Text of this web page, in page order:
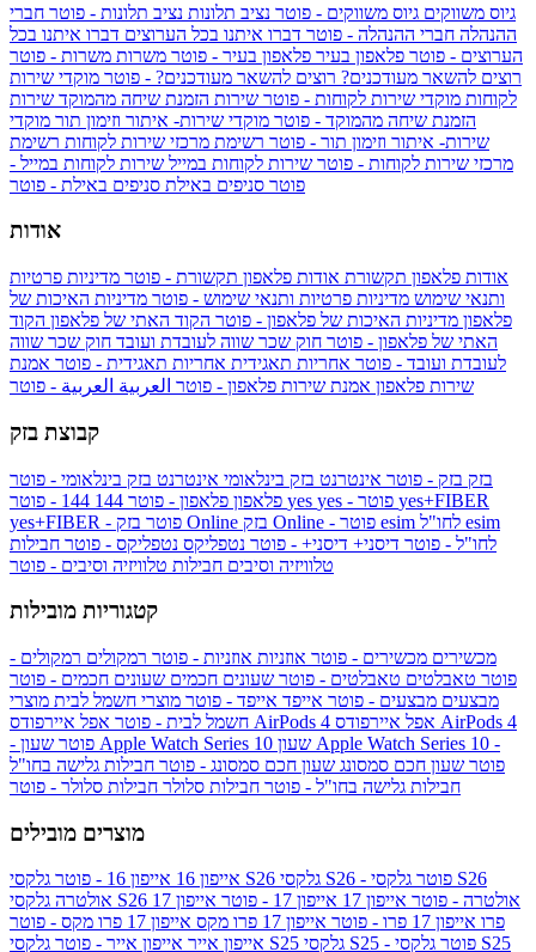
גיוס משווקים גיוס משווקים - פוטר נציב תלונות נציב תלונות - פוטר חברי
ההנהלה חברי ההנהלה - פוטר דברו איתנו בכל הערוצים דברו איתנו בכל
הערוצים - פוטר פלאפון בעיר פלאפון בעיר - פוטר משרות משרות - פוטר
רוצים להשאר מעודכנים? רוצים להשאר מעודכנים? - פוטר מוקדי שירות
לקוחות מוקדי שירות לקוחות - פוטר שירות הזמנת שיחה מהמוקד שירות
הזמנת שיחה מהמוקד - פוטר מוקדי שירות- איתור וזימון תור מוקדי
שירות- איתור וזימון תור - פוטר רשימת מרכזי שירות לקוחות רשימת
מרכזי שירות לקוחות - פוטר שירות לקוחות במייל שירות לקוחות במייל -
פוטר סניפים באילת סניפים באילת - פוטר
אודות
אודות פלאפון תקשורת אודות פלאפון תקשורת - פוטר מדיניות פרטיות
ותנאי שימוש מדיניות פרטיות ותנאי שימוש - פוטר מדיניות האיכות של
פלאפון מדיניות האיכות של פלאפון - פוטר הקוד האתי של פלאפון הקוד
האתי של פלאפון - פוטר חוק שכר שווה לעובדת ועובד חוק שכר שווה
לעובדת ועובד - פוטר אחריות תאגידית אחריות תאגידית - פוטר אמנת
שירות פלאפון אמנת שירות פלאפון - פוטר العربية العربية - פוטר
קבוצת בזק
בזק בזק - פוטר אינטרנט בזק בינלאומי אינטרנט בזק בינלאומי - פוטר
פלאפון פלאפון - פוטר 144 yes
yes+FIBER
yes+FIBER - פוטר בזק Online
esim
לחו"ל - פוטר דיסני+ דיסני+ - פוטר נטפליקס נטפליקס - פוטר חבילות
טלוויזיה וסיבים חבילות טלוויזיה וסיבים - פוטר
קטגוריות מובילות
מכשירים מכשירים - פוטר אוזניות אוזניות - פוטר רמקולים רמקולים -
פוטר טאבלטים טאבלטים - פוטר שעונים חכמים שעונים חכמים - פוטר
מבצעים מבצעים - פוטר אייפד אייפד - פוטר מוצרי חשמל לבית מוצרי
חשמל לבית - פוטר אפל איירפודס AirPods 4 אפל איירפודס AirPods 4
- פוטר שעון Apple Watch Series 10 שעון Apple Watch Series 10 -
פוטר שעון חכם סמסונג שעון חכם סמסונג - פוטר חבילות גלישה בחו"ל
חבילות גלישה בחו"ל - פוטר חבילות סלולר חבילות סלולר - פוטר
מוצרים מובילים
אייפון 16 אייפון 16 - פוטר גלקסי S26 גלקסי S26 - פוטר גלקסי S26
אולטרה
גלקסי S26 אולטרה - פוטר אייפון 17 אייפון 17 - פוטר
אייפון 17
פרו אייפון 17 פרו - פוטר אייפון 17 פרו מקס
אייפון 17 פרו מקס - פוטר
אייפון אייר אייפון אייר - פוטר גלקסי S25 גלקסי S25 - פוטר גלקסי S25